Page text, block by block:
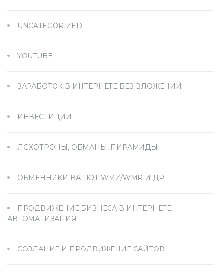
UNCATEGORIZED
YOUTUBE
ЗАРАБОТОК В ИНТЕРНЕТЕ БЕЗ ВЛОЖЕНИЙ
ИНВЕСТИЦИИ
ЛОХОТРОНЫ, ОБМАНЫ, ПИРАМИДЫ
ОБМЕННИКИ ВАЛЮТ WMZ/WMR И ДР.
ПРОДВИЖЕНИЕ БИЗНЕСА В ИНТЕРНЕТЕ,
АВТОМАТИЗАЦИЯ
СОЗДАНИЕ И ПРОДВИЖЕНИЕ САЙТОВ